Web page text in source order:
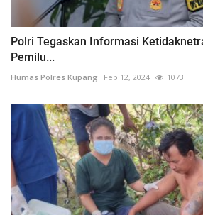
Polri Tegaskan Informasi
Pemilu...
Humas Polres Kupang Feb 12, 2024 1073